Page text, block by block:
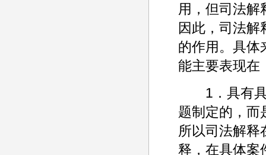
用，但司法解
因此，司法解
的作用。具体
能主要表现在
1．具有具
题制定的，而
所以司法解释
释，在具体案